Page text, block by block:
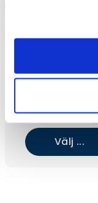
Viskan Spa Sandö
Edition spabad
129 995
Välj ...